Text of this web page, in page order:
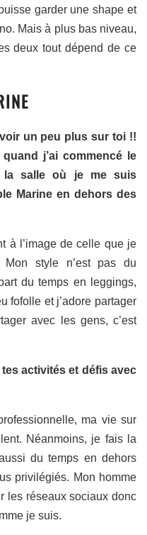
garder une shape et
Mais à plus bas niveau,
deux tout dépend de ce
un peu plus sur toi !!
j’ai commencé le
la salle où je me suis
Marine en dehors des
à l’image de celle que je
style n’est pas du
du temps en leggings,
fofolle et j’adore partager
avec les gens, c’est
activités et défis avec
ma vie sur
Néanmoins, je fais la
du temps en dehors
privilégiés. Mon homme
les réseaux sociaux donc
je suis.